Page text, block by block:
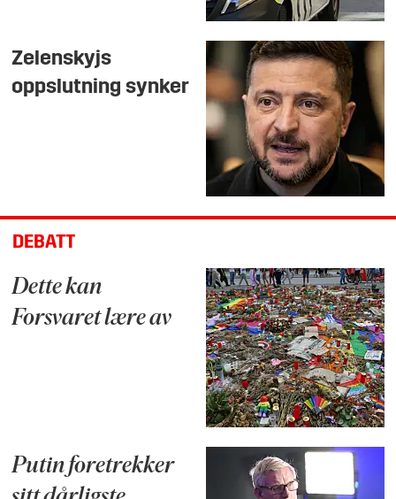
Zelenskyjs
oppslutning synker
DEBATT
Dette kan
Forsvaret lære av
Putin foretrekker